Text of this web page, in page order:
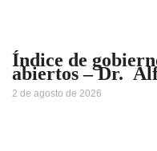
Índice de
abiertos – Dr.
2 de agosto de 2026